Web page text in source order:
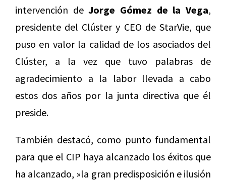
intervención deJorge Gómez de la Vega,
presidente del Clúster y CEO de StarVie, que
puso en valor la calidad de los asociados del
Clúster, a la vez que tuvo palabras de
agradecimiento a la labor llevada a cabo
estos dos años por la junta directiva que él
preside.
También destacó, como punto fundamental
para que el CIP haya alcanzado los éxitos que
ha alcanzado, »la gran predisposición e ilusión